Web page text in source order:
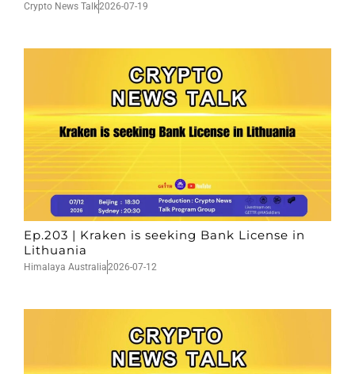
Crypto News Talk2026-07-19
Ep.203 | Kraken is seeking Bank License in
Lithuania
Himalaya Australia2026-07-12